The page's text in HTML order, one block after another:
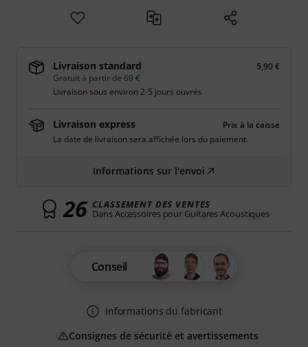
Livraison standard
5,90 €
Gratuit à partir de 69 €
Livraison sous environ 2-5 jours ouvrés
Livraison express
Prix à la caisse
La date de livraison sera affichée lors du paiement.
Informations sur l'envoi
26 CLASSEMENT DES VENTES
Dans Accessoires pour Guitares Acoustiques
Conseil
Informations du fabricant
Consignes de sécurité et avertissements